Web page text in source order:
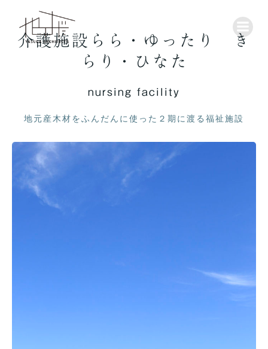
ン
ツ
へ
キ
プ
介護施設らら・ゆったり き
らり・ひなた
nursing facility
地元産木材をふんだんに使った２期に渡る福祉施設